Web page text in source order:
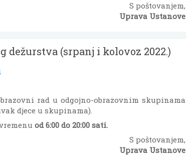
S poštovanjem,
Uprava Ustanove
(srpanj i kolovoz 2022.)
rad u odgojno-obrazovnim skupinama
djece u skupinama).
od 6:00 do 20:00 sati.
S poštovanjem,
Uprava Ustanove